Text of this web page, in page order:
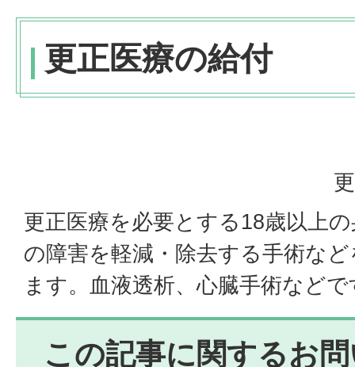
更正医療の給付
更正医療を必要とする18歳以上
の障害を軽減・除去する手術な
ます。血液透析、心臓手術などで
この記事に関するお